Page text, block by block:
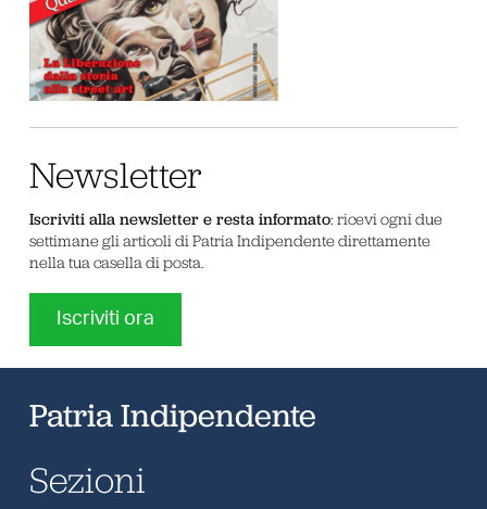
Newsletter
Iscriviti alla newsletter e resta informato: ricevi ogni due
settimane gli articoli di Patria Indipendente direttamente
nella tua casella di posta.
Iscriviti ora
Patria Indipendente
Sezioni